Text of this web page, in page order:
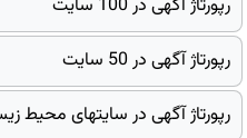
رپورتاژ آگهی در 100 سایت
رپورتاژ آگهی در 50 سایت
رپورتاژ آگهی در سایتهای محیط